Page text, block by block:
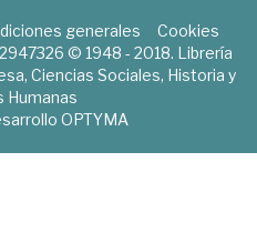
generales
Cookies
© 1948 - 2018. Librería
Ciencias Sociales, Historia y
Humanas
OPTYMA